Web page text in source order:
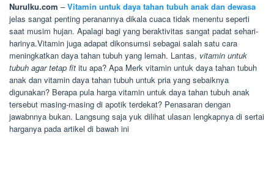
Nurulku.com –Vitamin untuk daya tahan tubuh anak dan dewasa
jelas sangat penting peranannya dikala cuaca tidak menentu seperti
saat musim hujan. Apalagi bagi yang beraktivitas sangat padat sehari-
harinya.Vitamin juga adapat dikonsumsi sebagai salah satu cara
meningkatkan daya tahan tubuh yang lemah. Lantas, vitamin untuk
tubuh agar tetap fit itu apa? Apa Merk vitamin untuk daya tahan tubuh
anak dan vitamin daya tahan tubuh untuk pria yang sebaiknya
digunakan? Berapa pula harga vitamin untuk daya tahan tubuh anak
tersebut masing-masing di apotik terdekat? Penasaran dengan
jawabnnya bukan. Langsung saja yuk dilihat ulasan lengkapnya di sertai
harganya pada artikel di bawah ini